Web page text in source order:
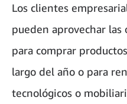
Los clientes
pueden aprovechar las
para comprar
largo del año o para
tecnológicos o